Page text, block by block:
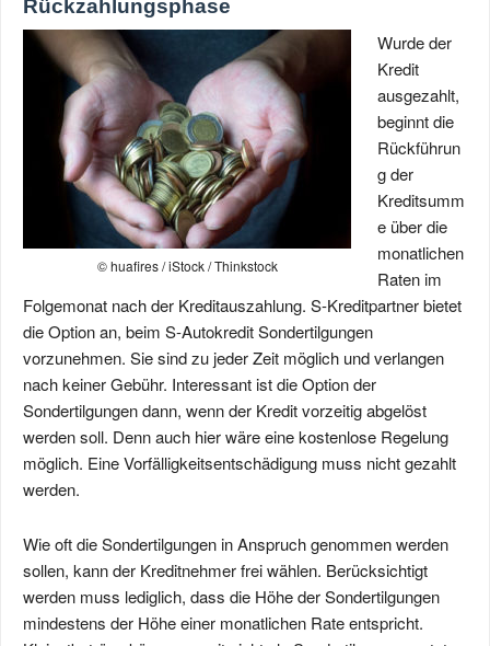
Rückzahlungsphase
© huafires / iStock / Thinkstock
Wurde der
Kredit
ausgezahlt,
beginnt die
Rückführun
g der
Kreditsumm
e über die
monatlichen
Raten im
Folgemonat nach der Kreditauszahlung. S-Kreditpartner bietet
die Option an, beim S-Autokredit Sondertilgungen
vorzunehmen. Sie sind zu jeder Zeit möglich und verlangen
nach keiner Gebühr. Interessant ist die Option der
Sondertilgungen dann, wenn der Kredit vorzeitig abgelöst
werden soll. Denn auch hier wäre eine kostenlose Regelung
möglich. Eine Vorfälligkeitsentschädigung muss nicht gezahlt
werden.
Wie oft die Sondertilgungen in Anspruch genommen werden
sollen, kann der Kreditnehmer frei wählen. Berücksichtigt
werden muss lediglich, dass die Höhe der Sondertilgungen
mindestens der Höhe einer monatlichen Rate entspricht.